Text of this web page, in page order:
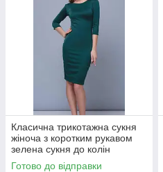
Класична трикотажна сукня
жіноча з коротким рукавом
зелена сукня до колін
однотонна 40 42 розмір
Готово до відправки